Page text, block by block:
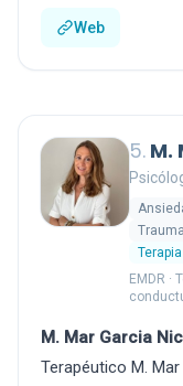
Web
5. M.
Trauma
EMDR
M. Mar Garcia
Terapéutico M.